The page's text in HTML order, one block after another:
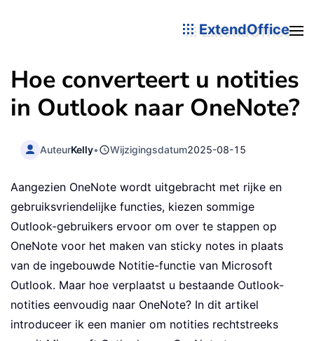
ExtendOffice
Hoe converteert u notities
in Outlook naar OneNote?
AuteurKelly• Wijzigingsdatum2025-08-15
Aangezien OneNote wordt uitgebracht met rijke en
gebruiksvriendelijke functies, kiezen sommige
Outlook-gebruikers ervoor om over te stappen op
OneNote voor het maken van sticky notes in plaats
van de ingebouwde Notitie-functie van Microsoft
Outlook. Maar hoe verplaatst u bestaande Outlook-
notities eenvoudig naar OneNote? In dit artikel
introduceer ik een manier om notities rechtstreeks